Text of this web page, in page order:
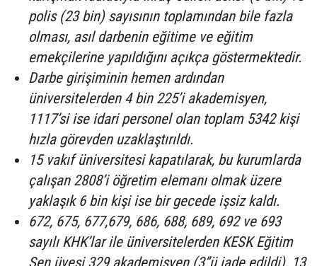
polis (23 bin) sayısının toplamından bile fazla
olması, asıl darbenin eğitime ve eğitim
emekçilerine yapıldığını açıkça göstermektedir.
Darbe girişiminin hemen ardından
üniversitelerden 4 bin 225’i akademisyen,
1117’si ise idari personel olan toplam 5342 kişi
hızla görevden uzaklaştırıldı.
15 vakıf üniversitesi kapatılarak, bu kurumlarda
çalışan 2808’i öğretim elemanı olmak üzere
yaklaşık 6 bin kişi ise bir gecede işsiz kaldı.
672, 675, 677,679, 686, 688, 689, 692 ve 693
sayılı KHK’lar ile üniversitelerden KESK Eğitim